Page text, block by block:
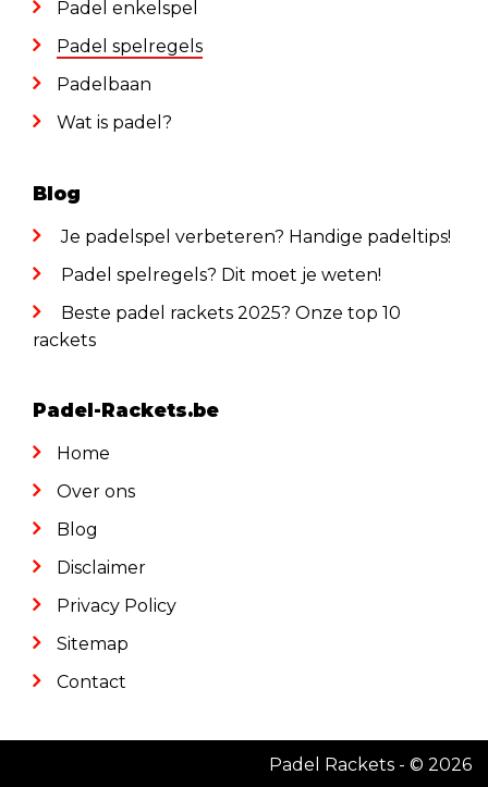
Padel enkelspel
Padel spelregels
Padelbaan
Wat is padel?
Blog
Je padelspel verbeteren? Handige padeltips!
Padel spelregels? Dit moet je weten!
Beste padel rackets 2025? Onze top 10
rackets
Padel-Rackets.be
Home
Over ons
Blog
Disclaimer
Privacy Policy
Sitemap
Contact
Padel Rackets - © 2026